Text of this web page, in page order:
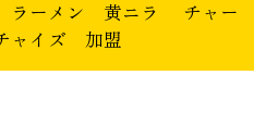
ーメン 黄ニラ チャー
ャイズ 加盟